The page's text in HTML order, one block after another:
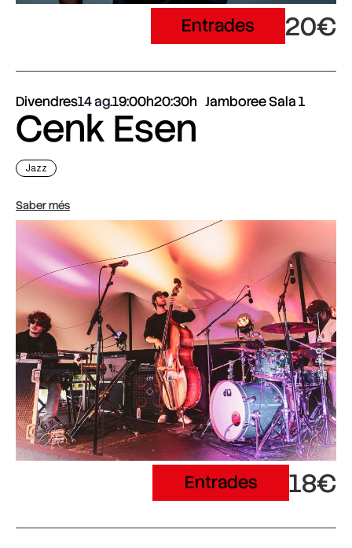
Entrades 20€
Divendres14 ag.19:00h20:30h Jamboree Sala 1
Cenk Esen
Jazz
Saber més
Entrades 18€